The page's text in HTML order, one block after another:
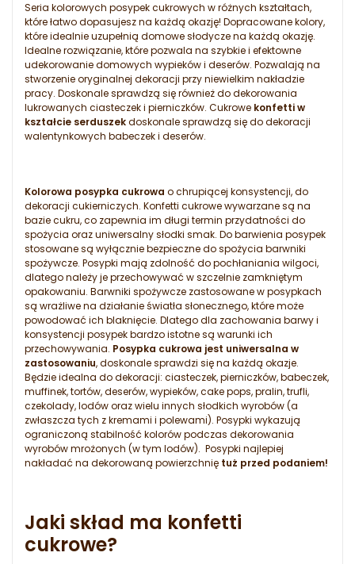
Seria kolorowych posypek cukrowych w różnych kształtach,
które łatwo dopasujesz na każdą okazję! Dopracowane kolory,
które idealnie uzupełnią domowe słodycze na każdą okazję.
Idealne rozwiązanie, które pozwala na szybkie i efektowne
udekorowanie domowych wypieków i deserów. Pozwalają na
stworzenie oryginalnej dekoracji przy niewielkim nakładzie
pracy. Doskonale sprawdzą się również do dekorowania
lukrowanych ciasteczek i pierniczków. Cukrowe konfetti w
kształcie serduszekdoskonale sprawdzą się do dekoracji
walentynkowych babeczek i deserów.
Kolorowa posypka cukrowa o chrupiącej konsystencji, do
dekoracji cukierniczych. Konfetti cukrowe wywarzane są na
bazie cukru, co zapewnia im długi termin przydatności do
spożycia oraz uniwersalny słodki smak. Do barwienia posypek
stosowane są wyłącznie bezpieczne do spożycia barwniki
spożywcze. Posypki mają zdolność do pochłaniania wilgoci,
dlatego należy je przechowywać w szczelnie zamkniętym
opakowaniu. Barwniki spożywcze zastosowane w posypkach
są wrażliwe na działanie światła słonecznego, które może
powodować ich blaknięcie. Dlatego dla zachowania barwy i
konsystencji posypek bardzo istotne są warunki ich
przechowywania. Posypka cukrowa jest uniwersalna w
zastosowaniu, doskonale sprawdzi się na każdą okazje.
Będzie idealna do dekoracji: ciasteczek, pierniczków, babeczek,
muffinek, tortów, deserów, wypieków, cake pops, pralin, trufli,
czekolady, lodów oraz wielu innych słodkich wyrobów (a
zwłaszcza tych z kremami i polewami). Posypki wykazują
ograniczoną stabilność kolorów podczas dekorowania
wyrobów mrożonych (w tym lodów). Posypki najlepiej
nakładać na dekorowaną powierzchnię tuż przed podaniem!
Jaki skład ma konfetti
cukrowe?